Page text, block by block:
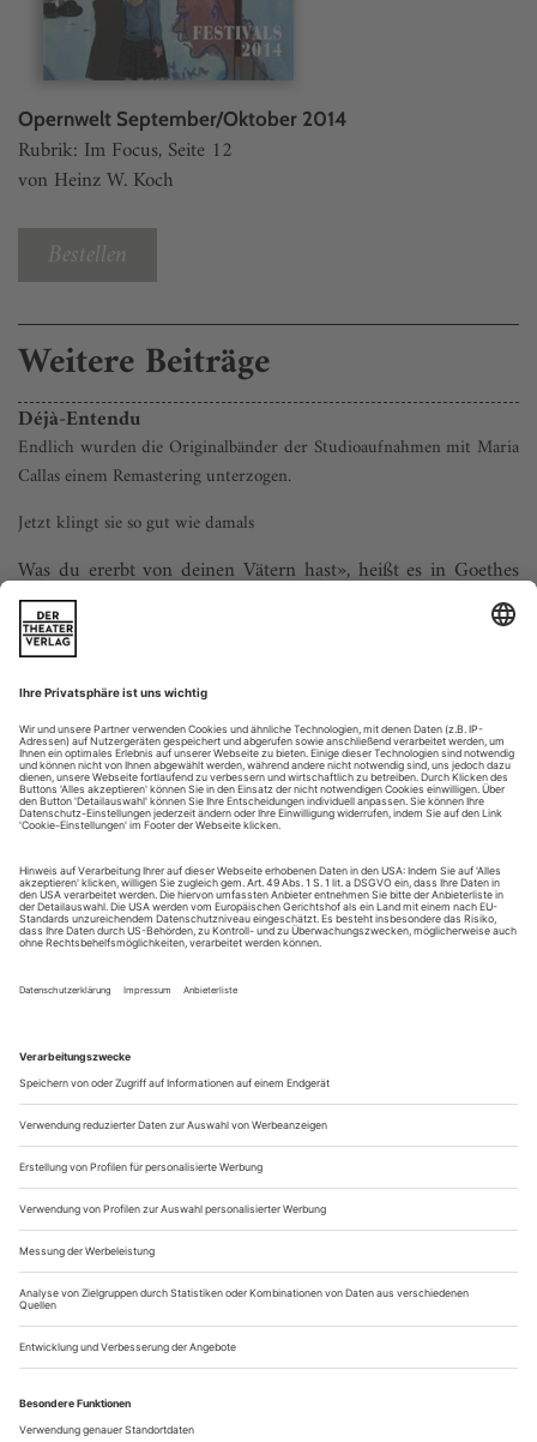
Opernwelt September/Oktober 2014
Rubrik: Im Focus, Seite 12
von Heinz W. Koch
Bestellen
Weitere Beiträge
Déjà-Entendu
Endlich wurden die Originalbänder der Studioaufnahmen mit Maria
Callas einem Remastering unterzogen.
Jetzt klingt sie so gut wie damals
Was du ererbt von deinen Vätern hast», heißt es in Goethes
«Faust», «erwirb es, um es zu ­besitzen.» Hat man sich das bei
der EMI vor Augen gehalten, als es um die Künstlerin ging,
deren Erbe wohl mehr Zinsen abgeworfen hat als das von
irgendjemand sonst und das jahrzehntelang vom Marketing
mit dem absurden Allerlei von «Best of»-Kompilationen
geschändet wurde?
«Ca...
Nelsons’ «Lohengrin», Thielemanns «Holländer», Petrenkos «Ring» –
bei den Bayreuther Festspielen bleiben die eigentlichen Helden (fast)
unsichtbar. Ansonsten ist nicht alles grün auf dem Hügel
Verheißungsvolles rosa Glimmen, dann ein Krach. Der Käfig,
Untermaschinerie. Die ins Tiefgeschoss der Wartburg
verdrängten Triebe – verklemmt! Tannhäuser und eine
hochschwangere Venus hieven sich durch die Dachluke und
machen oben weiter, so gut es geht. Aber...
Der Wanderer
Der Wanderer: David Mcintyre zum Achtzigsten
Sein Name wird immer mit dem «Jahrhundert-Ring» von
Patrice Chéreau und Pierre Boulez verbunden bleiben: Hier
schwang er sich 1976 als Wotan und Wanderer zum
führenden Heldenbariton seiner Generation auf, wobei seine
schauspielerische Gestaltung des Göttervaters der vokalen
ebenbürtig war. Ein Sänger, dem man auch in den oft als lang